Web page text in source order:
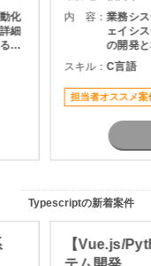
化
細
こ
内 容：業務シ
ェイシステ
の開発
システ
だきます。 長期案件のため、腰を据
に携わ
スキル：C言語
担当者オススメ案
Typescriptの新着案件
【Vue.js/